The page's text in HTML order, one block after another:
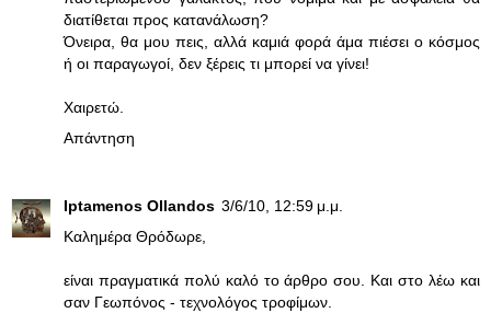
διατίθεται προς κατανάλωση?
Όνειρα, θα μου πεις, αλλά καμιά φορά άμα πιέσει ο κόσμος
ή οι παραγωγοί, δεν ξέρεις τι μπορεί να γίνει!
Χαιρετώ.
Απάντηση
Iptamenos Ollandos 3/6/10, 12:59 μ.μ.
Καλημέρα Θρόδωρε,
είναι πραγματικά πολύ καλό το άρθρο σου. Και στο λέω και
σαν Γεωπόνος - τεχνολόγος τροφίμων.